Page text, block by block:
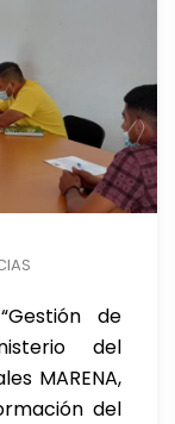
de
del
MARENA,
del